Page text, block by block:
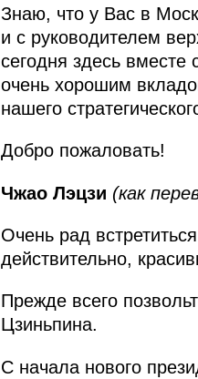
Знаю, что у Вас в
и с руководителем
сегодня здесь вместе
очень хорошим
нашего
Добро пожаловать!
Чжао Лэцзи (как
Очень рад
действительно,
Прежде всего
Цзиньпина.
С начала нового